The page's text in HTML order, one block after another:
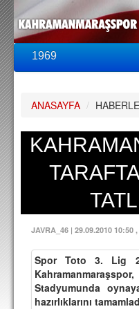
1969
PUAN DURUMU
FİKSTÜR
A TAKIM
TEKNİK KADRO
TRANSFERLER
TARAFTAR
BİLETLER
ANASAYFA /
JAVRA_46 | 29.09.2010 10:50
Spor Toto 3. Lig
Stadyumunda
hazırlıklarını